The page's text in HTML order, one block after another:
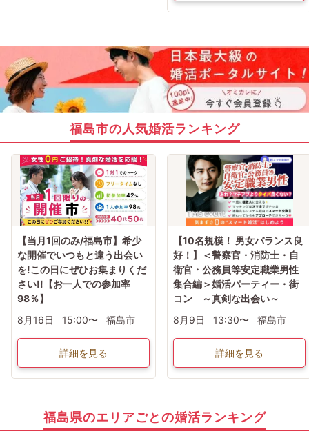
福島市の人気婚活ランキング
【当月1回のみ/福島市】希少
な開催でいつもと違う出会い
を!この日にぜひお集まりくだ
さい!!【お一人での参加率
98％】
8月16日
15:00〜 福島市
詳細を見る
【10名規模！ 男女バランス良
好！】＜警察官・消防士・自
衛官・公務員等安定職業男性
集合編＞婚活パーティー・街
コン ～真剣な出会い～
8月9日
13:30〜 福島市
詳細を見る
福島県のエリアごとの婚活ランキング